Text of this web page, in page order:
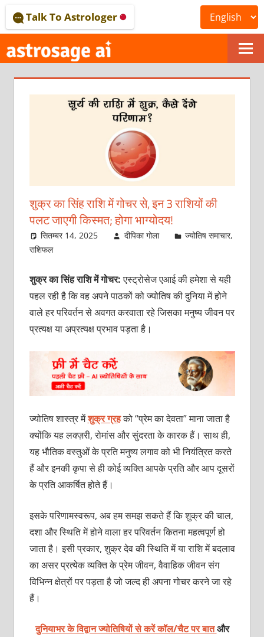
to
content
ONLINE
ASTROLOGICAL
JOURNAL
–
ASTROSAGE
MAGAZINE
Talk To Astrologer
शुक्र का सिंह राशि में गोचर से, इन 3 राशियों की
पलट जाएगी किस्मत; होगा भाग्योदय!
सितम्बर 14, 2025 दीपिका गोला ज्योतिष समाचार,
राशिफल
शुक्र का सिंह राशि में गोचर:एस्ट्रोसेज एआई की हमेशा से यही
पहल रही है कि वह अपने पाठकों को ज्योतिष की दुनिया में होने
वाले हर परिवर्तन से अवगत करवाता रहे जिसका मनुष्य जीवन पर
प्रत्यक्ष या अप्रत्यक्ष प्रभाव पड़ता है।
ज्योतिष शास्त्र मेंशुक्र ग्रहको “प्रेम का देवता” माना जाता है
क्योंकि यह लक्ज़री, रोमांस और सुंदरता के कारक हैं। साथ ही,
यह भौतिक वस्तुओं के प्रति मनुष्य लगाव को भी नियंत्रित करते
हैं और इनकी कृपा से ही कोई व्यक्ति आपके प्रति और आप दूसरों
के प्रति आकर्षित होते हैं।
इसके परिणामस्वरूप, अब हम समझ सकते हैं कि शुक्र की चाल,
दशा और स्थिति में होने वाला हर परिवर्तन कितना महत्वपूर्ण हो
जाता है। इसी प्रकार, शुक्र देव की स्थिति में या राशि में बदलाव
का असर प्रत्येक व्यक्ति के प्रेम जीवन, वैवाहिक जीवन संग
विभिन्न क्षेत्रों पर पड़ता है जो जल्द ही अपना गोचर करने जा रहे
हैं।
दुनियाभर के विद्वान ज्योतिषियों से करें कॉल/चैट पर बातऔर